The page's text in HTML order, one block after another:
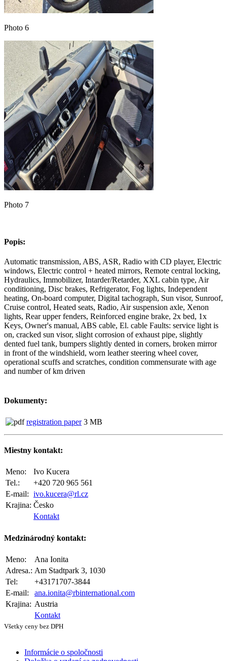
Photo 6
Photo 7
Popis:
Automatic transmission, ABS, ASR, Radio with CD player, Electric
windows, Electric control + heated mirrors, Remote central locking,
Hydraulics, Immobilizer, Intarder/Retarder, XXL cabin type, Air
conditioning, Disc brakes, Refrigerator, Fog lights, Independent
heating, On-board computer, Digital tachograph, Sun visor, Sunroof,
Cruise control, Heated seats, Radio, Air suspension axle, Xenon
lights, Rear upper fenders, Reinforced engine brake, 2x bed, 1x
Keys, Owner's manual, ABS cable, El. cable Faults: service light is
on, cracked sun visor, slight corrosion of exhaust pipe, slightly
dented fuel tank, bumpers slightly dented in corners, broken mirror
in front of the windshield, worn leather steering wheel cover,
operational scuffs and scratches, condition commensurate with age
and number of km driven
Dokumenty:
registration paper 3 MB
Miestny kontakt:
Meno:
Ivo Kucera
Tel.:
+420 720 965 561
E-mail: ivo.kucera@rl.cz
Krajina: Česko
Kontakt
Medzinárodný kontakt:
Meno:
Ana Ionita
Adresa.: Am Stadtpark 3, 1030
Tel:
+43171707-3844
E-mail:
ana.ionita@rbinternational.com
Krajina: Austria
Kontakt
Všetky ceny bez DPH
Informácie o spoločnosti